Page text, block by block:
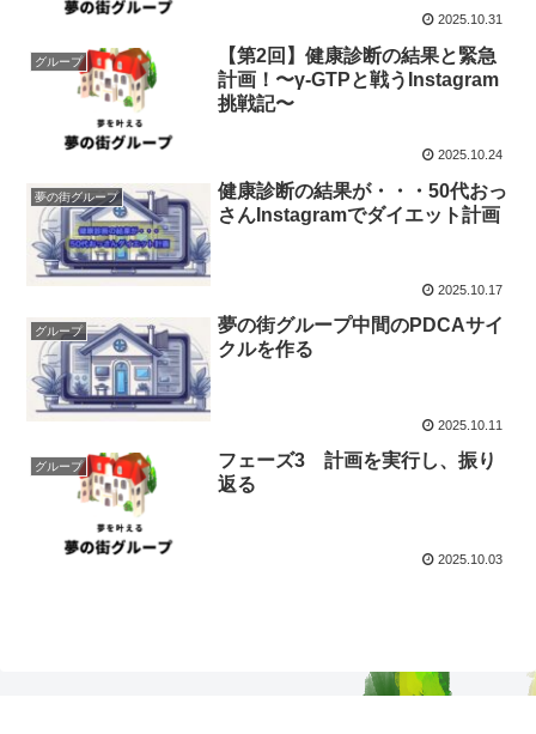
2025.10.31
グループ
【第2回】健康診断の結果と緊急
計画！〜γ-GTPと戦うInstagram
挑戦記〜
2025.10.24
夢の街グループ
健康診断の結果が・・・50代おっ
さんInstagramでダイエット計画
2025.10.17
グループ
夢の街グループ中間のPDCAサイ
クルを作る
2025.10.11
グループ
フェーズ3 計画を実行し、振り
返る
2025.10.03